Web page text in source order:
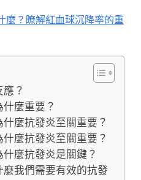
麼？瞭解紅血球沉降率的重
？
麼重要？
麼抗發炎至關重要？
麼抗發炎至關重要？
麼抗發炎是關鍵？
我們需要有效的抗發